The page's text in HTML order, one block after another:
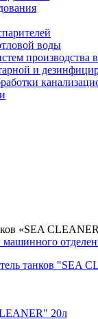
воды
производства
и
«SEA
машинного